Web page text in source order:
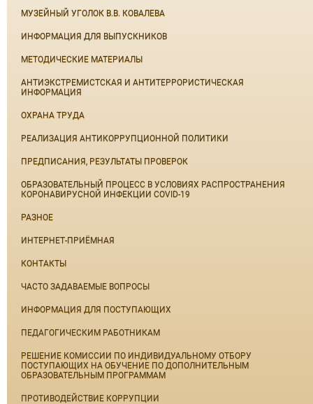
МУЗЕЙНЫЙ УГОЛОК В.В. КОВАЛЕВА
ИНФОРМАЦИЯ ДЛЯ ВЫПУСКНИКОВ
МЕТОДИЧЕСКИЕ МАТЕРИАЛЫ
АНТИЭКСТРЕМИСТСКАЯ И АНТИТЕРРОРИСТИЧЕСКАЯ
ИНФОРМАЦИЯ
ОХРАНА ТРУДА
РЕАЛИЗАЦИЯ АНТИКОРРУПЦИОННОЙ ПОЛИТИКИ
ПРЕДПИСАНИЯ, РЕЗУЛЬТАТЫ ПРОВЕРОК
ОБРАЗОВАТЕЛЬНЫЙ ПРОЦЕСС В УСЛОВИЯХ РАСПРОСТРАНЕНИЯ
КОРОНАВИРУСНОЙ ИНФЕКЦИИ COVID-19
РАЗНОЕ
ИНТЕРНЕТ-ПРИЁМНАЯ
КОНТАКТЫ
ЧАСТО ЗАДАВАЕМЫЕ ВОПРОСЫ
ИНФОРМАЦИЯ ДЛЯ ПОСТУПАЮЩИХ
ПЕДАГОГИЧЕСКИМ РАБОТНИКАМ
РЕШЕНИЕ КОМИССИИ ПО ИНДИВИДУАЛЬНОМУ ОТБОРУ
ПОСТУПАЮЩИХ НА ОБУЧЕНИЕ ПО ДОПОЛНИТЕЛЬНЫМ
ОБРАЗОВАТЕЛЬНЫМ ПРОГРАММАМ
ПРОТИВОДЕЙСТВИЕ КОРРУПЦИИ